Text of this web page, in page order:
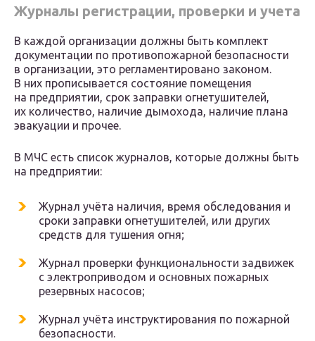
Журналы регистрации, проверки и учета
В каждой организации должны быть комплект
документации по противопожарной безопасности
в организации, это регламентировано законом.
В них прописывается состояние помещения
на предприятии, срок заправки огнетушителей,
их количество, наличие дымохода, наличие плана
эвакуации и прочее.
В МЧС есть список журналов, которые должны быть
на предприятии:
Журнал учёта наличия, время обследования и
сроки заправки огнетушителей, или других
средств для тушения огня;
Журнал проверки функциональности задвижек
с электроприводом и основных пожарных
резервных насосов;
Журнал учёта инструктирования по пожарной
безопасности.